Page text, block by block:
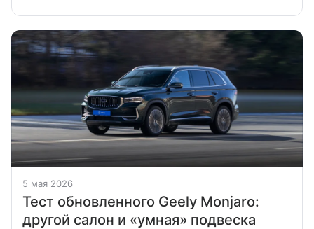
5 мая 2026
Тест обновленного Geely Monjaro:
другой салон и «умная» подвеска